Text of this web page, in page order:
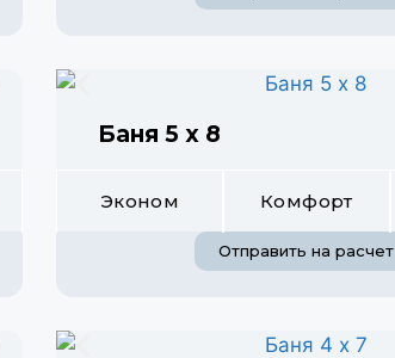
Баня 5 х 8
Эконом Комфорт
Отправить на расчет